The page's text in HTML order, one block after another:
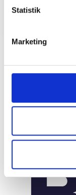
Statistik
Marketing